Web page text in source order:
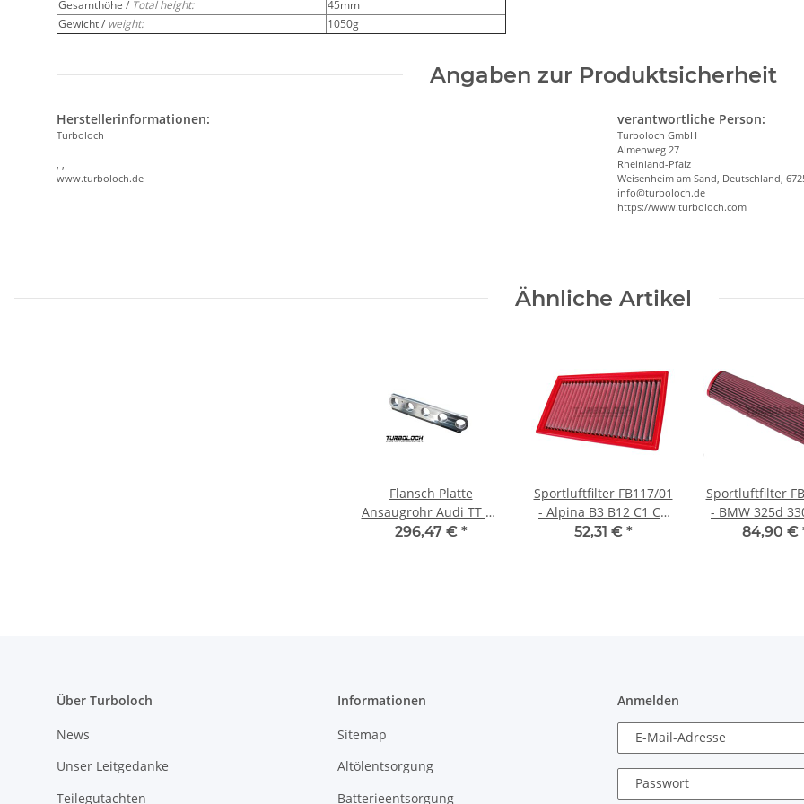
Gesamthöhe / Total height:
45mm
Gewicht / weight: 1050g
Angaben zur Produktsicherheit
Herstellerinformationen:
Turboloch
www.turboloch.de
verantwortliche Person:
Turboloch GmbH
Almenweg 27
Rheinland-Pfalz
Weisenheim am Sand, Deutschland,
info@turboloch.de
https://www.turboloch.com
Ähnliche Artikel
Flansch Platte
Ansaugrohr Audi TT RS
5-Zylinder Turbo
296,47 € *
Sportluftfilter FB117/01
- Alpina B3 B12 C1 C2
BMW 3er (E30 E36) 5er
52,31 € *
Sportluftfilter
- BMW 325d
5er 7er X3 X5
84,90 €
Über Turboloch
News
Unser Leitgedanke
Teilegutachten
Informationen
Sitemap
Altölentsorgung
Batterieentsorgung
Anmelden
E-Mail-Adresse
Passwort